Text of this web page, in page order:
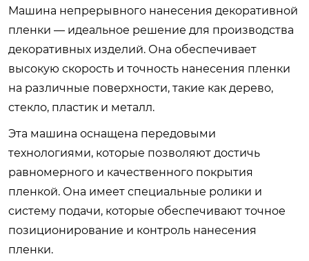
Машина непрерывного нанесения декоративной
пленки — идеальное решение для производства
декоративных изделий. Она обеспечивает
высокую скорость и точность нанесения пленки
на различные поверхности, такие как дерево,
стекло, пластик и металл.
Эта машина оснащена передовыми
технологиями, которые позволяют достичь
равномерного и качественного покрытия
пленкой. Она имеет специальные ролики и
систему подачи, которые обеспечивают точное
позиционирование и контроль нанесения
пленки.